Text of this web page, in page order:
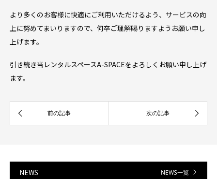
より多くのお客様に快適にご利用いただけるよう、サービスの向
上に努めてまいりますので、何卒ご理解賜りますようお願い申し
上げます。
引き続き当レンタルスペースA-SPACEをよろしくお願い申し上げ
ます。
NEWS NEWS一覧